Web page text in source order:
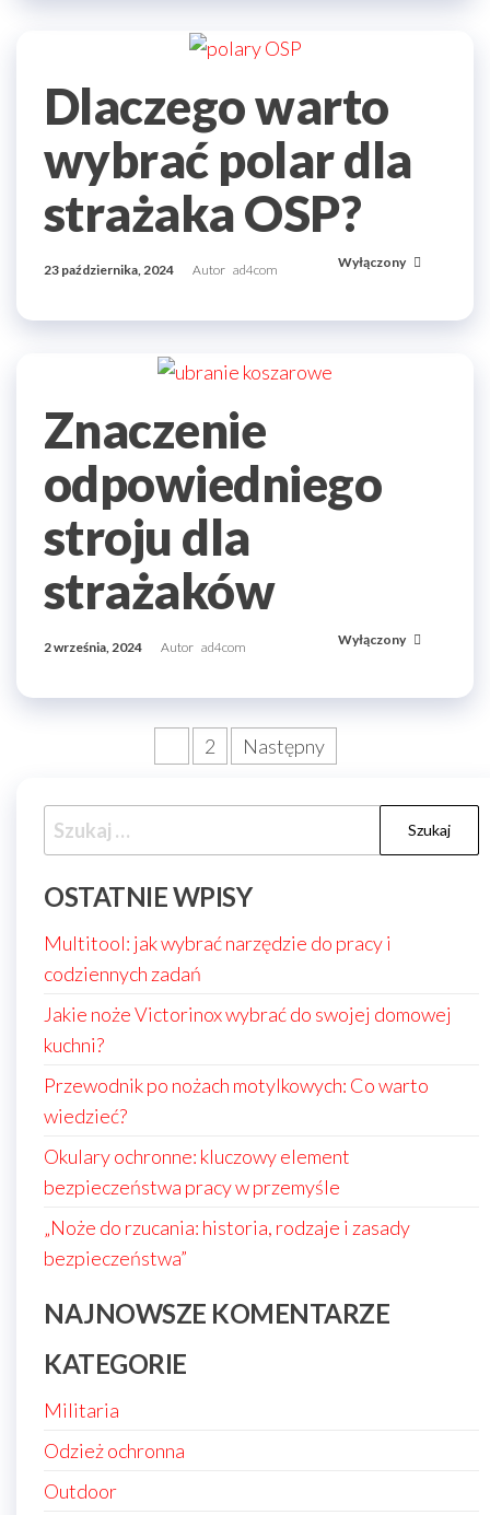
Dlaczego warto
wybrać polar dla
strażaka OSP?
23 października, 2024 Autor ad4com Wyłączony
Znaczenie
odpowiedniego
stroju dla
strażaków
2 września, 2024 Autor ad4com Wyłączony
Stronicowanie
2 Następny
Szukaj:
OSTATNIE WPISY
Multitool: jak wybrać narzędzie do pracy i
codziennych zadań
Jakie noże Victorinox wybrać do swojej domowej
kuchni?
Przewodnik po nożach motylkowych: Co warto
wiedzieć?
Okulary ochronne: kluczowy element
bezpieczeństwa pracy w przemyśle
„Noże do rzucania: historia, rodzaje i zasady
bezpieczeństwa”
NAJNOWSZE KOMENTARZE
KATEGORIE
Militaria
Odzież ochronna
Outdoor